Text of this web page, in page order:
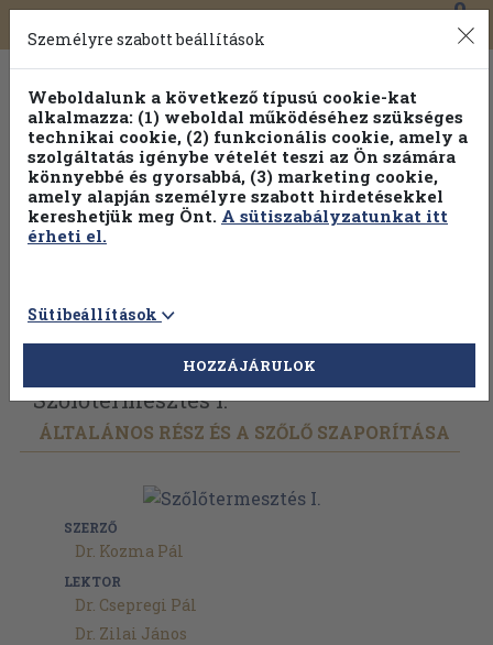
Toggle
navigation
0
Vissza az előző oldalra Válasszon példányt
Szőlőtermesztés I.
ÁLTALÁNOS RÉSZ ÉS A SZŐLŐ SZAPORÍTÁSA
SZERZŐ
Dr. Kozma Pál
LEKTOR
Dr. Csepregi Pál
Dr. Zilai János
Személyre szabott beállítások
Weboldalunk a következő típusú cookie-kat
alkalmazza: (1) weboldal működéséhez szükséges
technikai cookie, (2) funkcionális cookie, amely a
szolgáltatás igénybe vételét teszi az Ön számára
könnyebbé és gyorsabbá, (3) marketing cookie,
amely alapján személyre szabott hirdetésekkel
kereshetjük meg Önt. A sütiszabályzatunkat itt
érheti el.
Sütibeállítások
HOZZÁJÁRULOK